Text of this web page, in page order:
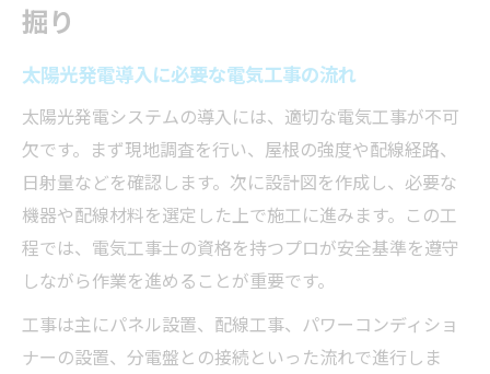
掘り
太陽光発電導入に必要な電気工事の流れ
太陽光発電システムの導入には、適切な電気工事が不可
欠です。まず現地調査を行い、屋根の強度や配線経路、
日射量などを確認します。次に設計図を作成し、必要な
機器や配線材料を選定した上で施工に進みます。この工
程では、電気工事士の資格を持つプロが安全基準を遵守
しながら作業を進めることが重要です。
工事は主にパネル設置、配線工事、パワーコンディショ
ナーの設置、分電盤との接続といった流れで進行しま